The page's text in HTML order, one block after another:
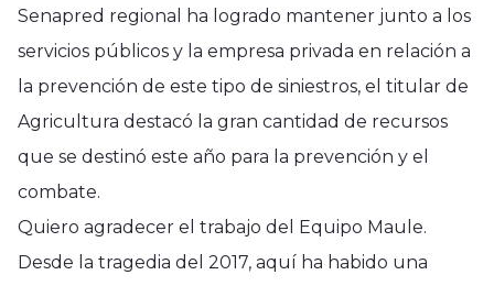
Senapred regional ha logrado mantener junto a los
servicios públicos y la empresa privada en relación a
la prevención de este tipo de siniestros, el titular de
Agricultura destacó la gran cantidad de recursos
que se destinó este año para la prevención y el
combate.
Quiero agradecer el trabajo del Equipo Maule.
Desde la tragedia del 2017, aquí ha habido una